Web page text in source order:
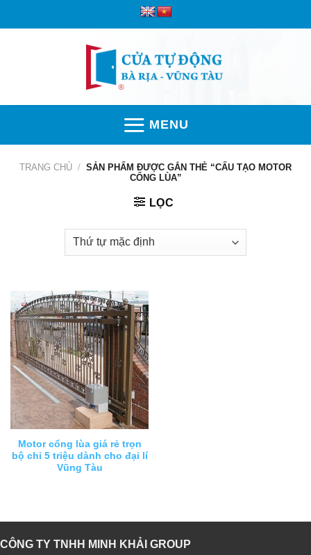
MENU
TRANG CHỦ / SẢN PHẨM ĐƯỢC GẮN THẺ “CẤU TẠO MOTOR
CỔNG LÙA”
LỌC
Motor cổng lùa giá rẻ trọn
bộ chỉ 5 triệu dành cho đại lí
Vũng Tàu
CÔNG TY TNHH MINH KHẢI GROUP